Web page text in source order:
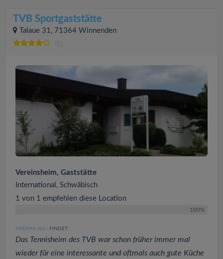
TVB Sportgaststätte
Talaue 31, 71364 Winnenden
(1)
Vereinsheim, Gaststätte
International, Schwäbisch
1 von 1 empfehlen diese Location
100%
ANDIHA (301 ) FINDET:
Das Tennisheim des TVB war schon früher immer mal
wieder für eine interessante und oftmals auch gute Küche